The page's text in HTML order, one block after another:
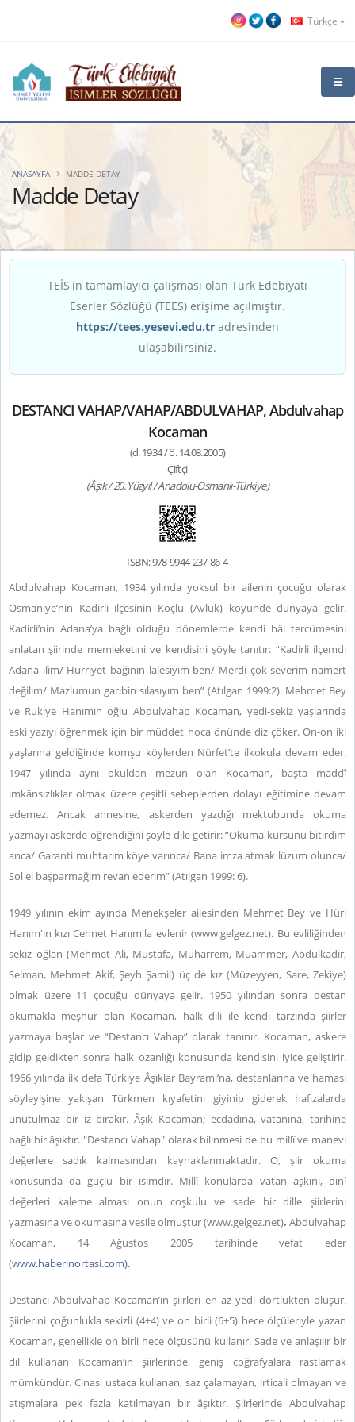
Türkçe
Madde Detay
ANASAYFA MADDE DETAY
TEİS'in tamamlayıcı çalışması olan Türk Edebiyatı
Eserler Sözlüğü (TEES) erişime açılmıştır.
https://tees.yesevi.edu.tr adresinden
ulaşabilirsiniz.
DESTANCI VAHAP/VAHAP/ABDULVAHAP, Abdulvahap
Kocaman
(d. 1934 / ö. 14.08.2005)
Çiftçi
(Âşık / 20. Yüzyıl / Anadolu-Osmanlı-Türkiye)
ISBN: 978-9944-237-86-4
Abdulvahap Kocaman, 1934 yılında yoksul bir ailenin çocuğu olarak
Osmaniye’nin Kadirli ilçesinin Koçlu (Avluk) köyünde dünyaya gelir.
Kadirli’nin Adana’ya bağlı olduğu dönemlerde kendi hâl tercümesini
anlatan şiirinde memleketini ve kendisini şöyle tanıtır: “Kadirli ilçemdi
Adana ilim/ Hürriyet bağının lalesiyim ben/ Merdi çok severim namert
değilim/ Mazlumun garibin sılasıyım ben” (Atılgan 1999:2). Mehmet Bey
ve Rukiye Hanımın oğlu Abdulvahap Kocaman, yedi-sekiz yaşlarında
eski yazıyı öğrenmek için bir müddet hoca önünde diz çöker. On-on iki
yaşlarına geldiğinde komşu köylerden Nürfet’te ilkokula devam eder.
1947 yılında aynı okuldan mezun olan Kocaman, başta maddî
imkânsızlıklar olmak üzere çeşitli sebeplerden dolayı eğitimine devam
edemez. Ancak annesine, askerden yazdığı mektubunda okuma
yazmayı askerde öğrendiğini şöyle dile getirir: “Okuma kursunu bitirdim
anca/ Garanti muhtarım köye varınca/ Bana imza atmak lüzum olunca/
Sol el başparmağım revan ederim” (Atılgan 1999: 6).
1949 yılının ekim ayında Menekşeler ailesinden Mehmet Bey ve Hüri
Hanım'ın kızı Cennet Hanım'la evlenir (www.gelgez.net). Bu evliliğinden
sekiz oğlan (Mehmet Ali, Mustafa, Muharrem, Muammer, Abdulkadir,
Selman, Mehmet Akif, Şeyh Şamil) üç de kız (Müzeyyen, Sare, Zekiye)
olmak üzere 11 çocuğu dünyaya gelir. 1950 yılından sonra destan
okumakla meşhur olan Kocaman, halk dili ile kendi tarzında şiirler
yazmaya başlar ve “Destancı Vahap” olarak tanınır. Kocaman, askere
gidip geldikten sonra halk ozanlığı konusunda kendisini iyice geliştirir.
1966 yılında ilk defa Türkiye Âşıklar Bayramı’na, destanlarına ve hamasi
söyleyişine yakışan Türkmen kıyafetini giyinip giderek hafızalarda
unutulmaz bir iz bırakır. Âşık Kocaman; ecdadına, vatanına, tarihine
bağlı bir âşıktır. "Destancı Vahap" olarak bilinmesi de bu millî ve manevi
değerlere sadık kalmasından kaynaklanmaktadır. O, şiir okuma
konusunda da güçlü bir isimdir. Millî konularda vatan aşkını, dinî
değerleri kaleme alması onun coşkulu ve sade bir dille şiirlerini
yazmasına ve okumasına vesile olmuştur (www.gelgez.net). Abdulvahap
Kocaman, 14 Ağustos 2005 tarihinde vefat eder
(www.haberinortasi.com).
Destancı Abdulvahap Kocaman’ın şiirleri en az yedi dörtlükten oluşur.
Şiirlerini çoğunlukla sekizli (4+4) ve on birli (6+5) hece ölçüleriyle yazan
Kocaman, genellikle on birli hece ölçüsünü kullanır. Sade ve anlaşılır bir
dil kullanan Kocaman’ın şiirlerinde, geniş coğrafyalara rastlamak
mümkündür. Cinası ustaca kullanan, saz çalamayan, irticali olmayan ve
atışmalara pek fazla katılmayan bir âşıktır. Şiirlerinde Abdulvahap